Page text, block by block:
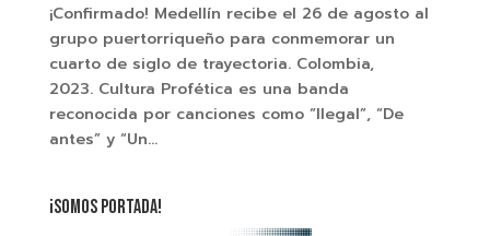
¡Confirmado! Medellín recibe el 26 de agosto al
grupo puertorriqueño para conmemorar un
cuarto de siglo de trayectoria. Colombia,
2023. Cultura Profética es una banda
reconocida por canciones como “Ilegal”, “De
antes” y “Un...
¡SOMOS PORTADA!